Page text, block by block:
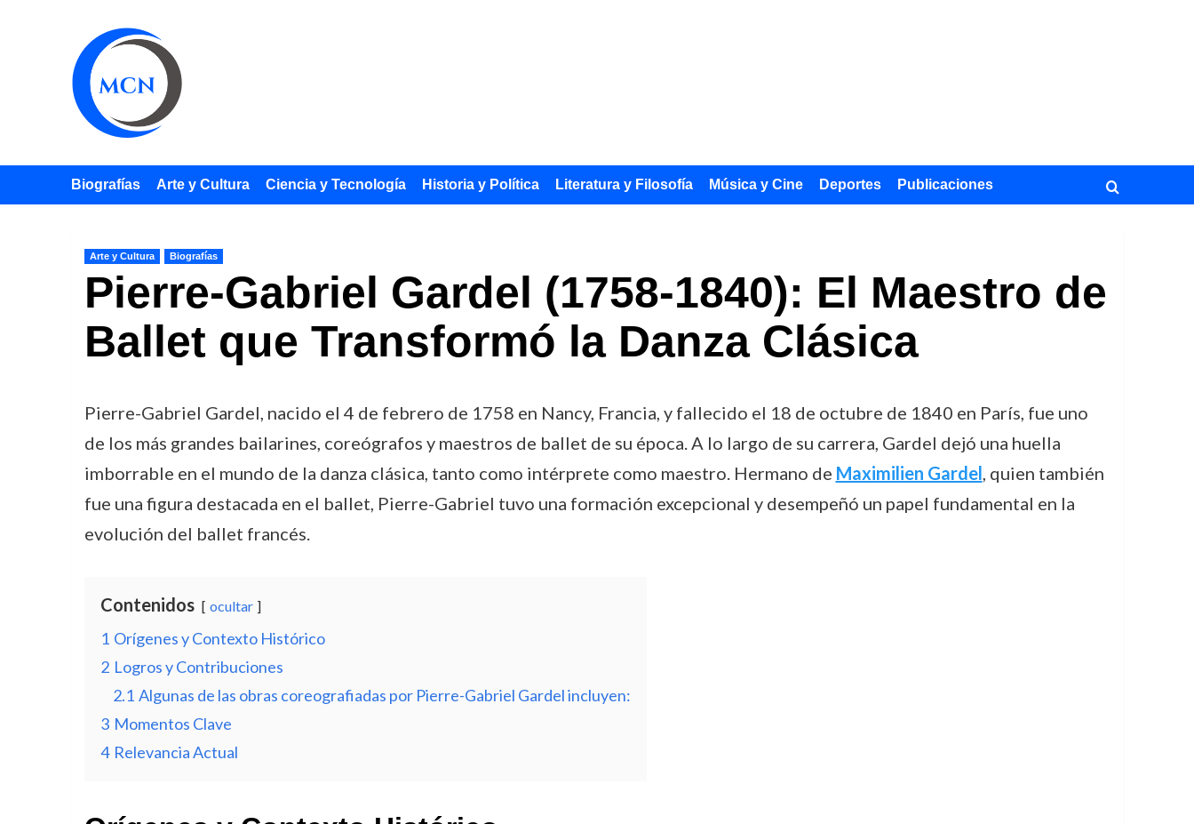
Biografías Arte y Cultura Ciencia y Tecnología Historia y Política Literatura y Filosofía Música y Cine Deportes Publicaciones
Arte y Cultura Biografías
Pierre-Gabriel Gardel (1758-1840): El Maestro de
Ballet que Transformó la Danza Clásica
Pierre-Gabriel Gardel, nacido el 4 de febrero de 1758 en Nancy, Francia, y fallecido el 18 de octubre de 1840 en París, fue uno
de los más grandes bailarines, coreógrafos y maestros de ballet de su época. A lo largo de su carrera, Gardel dejó una huella
imborrable en el mundo de la danza clásica, tanto como intérprete como maestro. Hermano de Maximilien Gardel, quien también
fue una figura destacada en el ballet, Pierre-Gabriel tuvo una formación excepcional y desempeñó un papel fundamental en la
evolución del ballet francés.
Contenidos ocultar
1 Orígenes y Contexto Histórico
2 Logros y Contribuciones
2.1 Algunas de las obras coreografiadas por Pierre-Gabriel Gardel incluyen:
3 Momentos Clave
4 Relevancia Actual